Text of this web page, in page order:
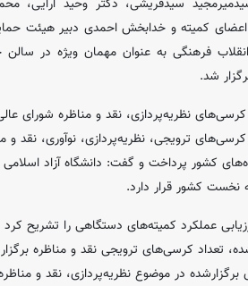
کمیته و خدابخش احمدی دبیر هیئت
فرهنگی به عنوان مهمان ویژه در
شد.
نظریه‌پردازی، نقد و مناظره شورای
کرسی‌های ترویجی، نظریه‌پردازی، نوآوری، نقد
کشور پرداخت و گفت: دانشگاه آزاد
عملکرد کمیته‌های دستگاهی را تشریح کرد
تعداد کرسی‌های ترویجی نقد و مناظره
در موضوع نظریه‌پردازی، نقد و